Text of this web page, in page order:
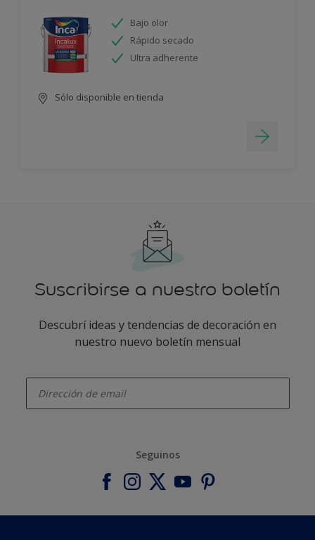
Bajo olor
Rápido secado
Ultra adherente
Sólo disponible en tienda
Suscribirse a nuestro boletín
Descubrí ideas y tendencias de decoración en
nuestro nuevo boletín mensual
Seguinos